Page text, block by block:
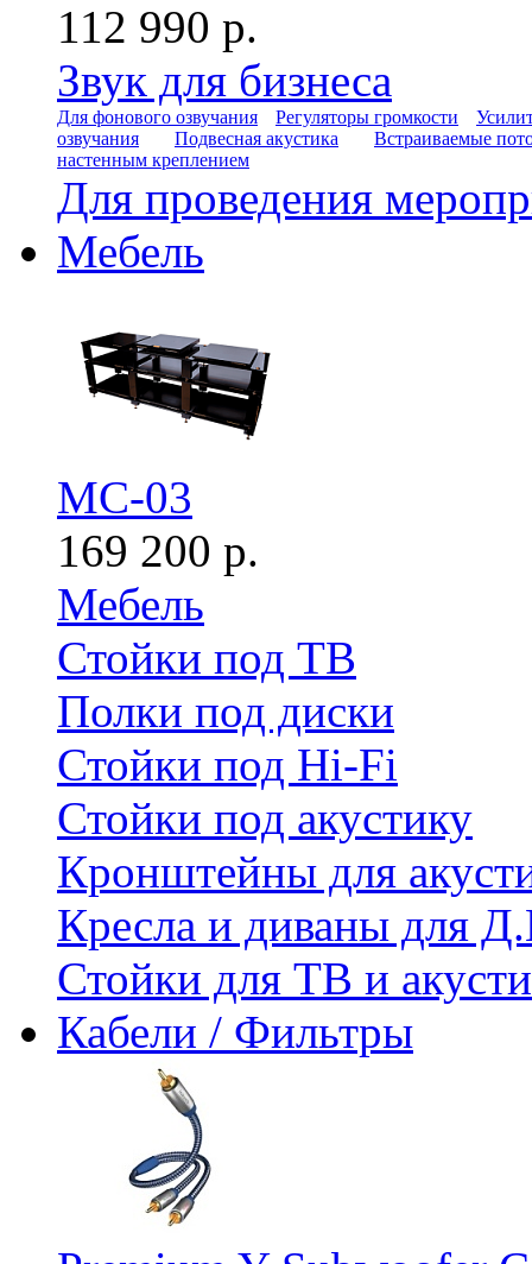
112 990 р.
Звук для бизнеса
Для фонового озвучания Регуляторы громкости
озвучания
Подвесная акустика
Встраиваемые
настенным креплением
Для проведения
Мебель
MC-03
169 200 р.
Мебель
Стойки под ТВ
Полки под диски
Стойки под Hi-Fi
Стойки под акустику
Кронштейны для
Кресла и диваны для
Стойки для ТВ и
Кабели / Фильтры